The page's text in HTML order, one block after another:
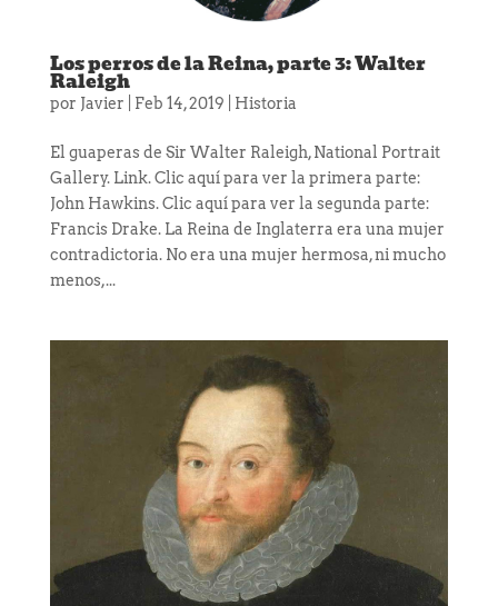
Los perros de la Reina, parte 3: Walter
Raleigh
por Javier Feb 14, 2019 Historia
El guaperas de Sir Walter Raleigh, National Portrait
Gallery. Link. Clic aquí para ver la primera parte:
John Hawkins. Clic aquí para ver la segunda parte:
Francis Drake. La Reina de Inglaterra era una mujer
contradictoria. No era una mujer hermosa, ni mucho
menos,...